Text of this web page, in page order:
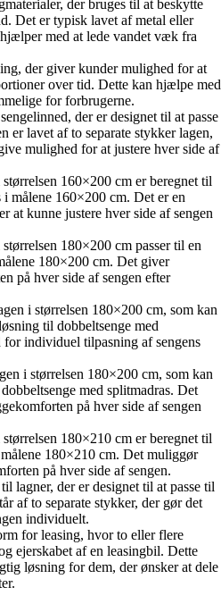
der bruges til at beskytte
Det er typisk lavet af metal eller
med at lede vandet væk fra
der giver kunder mulighed for at
over tid. Dette kan hjælpe med
for forbrugerne.
der er designet til at passe
er lavet af to separate stykker lagen,
mulighed for at justere hver side af
160×200 cm er beregnet til
målene 160×200 cm. Det er en
at kunne justere hver side af sengen
180×200 cm passer til en
180×200 cm. Det giver
på hver side af sengen efter
i størrelsen 180×200 cm, som kan
til dobbeltsenge med
individuel tilpasning af sengens
i størrelsen 180×200 cm, som kan
med splitmadras. Det
på hver side af sengen
180×210 cm er beregnet til
180×210 cm. Det muliggør
på hver side af sengen.
lagner, der er designet til at passe til
af to separate stykker, der gør det
individuelt.
for leasing, hvor to eller flere
ejerskabet af en leasingbil. Dette
løsning for dem, der ønsker at dele